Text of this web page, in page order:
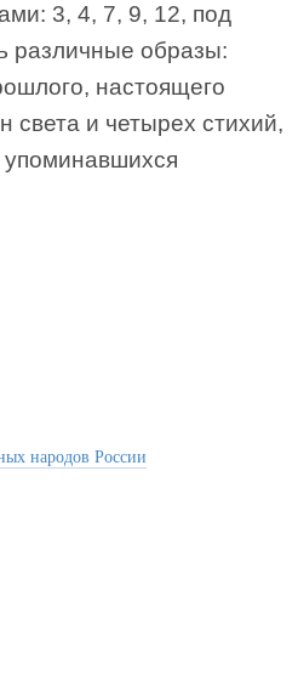
3, 4, 7, 9, 12, под
различные образы:
настоящего
света и четырех стихий,
народов России